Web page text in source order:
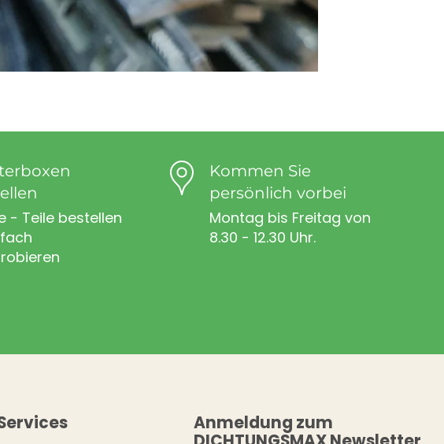
- Teile bestellen
Kommen Sie
persönlich vorbei
Montag bis Freitag von
8.30 - 12.30 Uhr.
Anmeldung zum